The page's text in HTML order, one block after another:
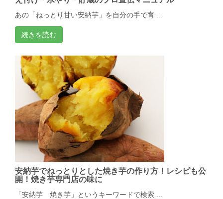
あの「ねっとり甘い安納芋」を自分の手で育 ...
続きを読む
安納芋でねっとりとした焼き芋の作り方！レシピも公
開！焼き芋専門店の味に
「安納芋 焼き芋」というキーワードで検索 ...